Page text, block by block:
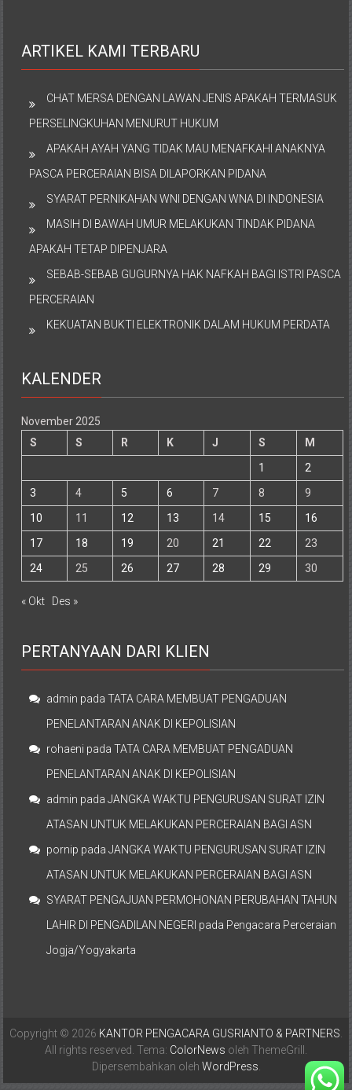
ARTIKEL KAMI TERBARU
CHAT MERSA DENGAN LAWAN JENIS APAKAH TERMASUK
PERSELINGKUHAN MENURUT HUKUM
APAKAH AYAH YANG TIDAK MAU MENAFKAHI ANAKNYA
PASCA PERCERAIAN BISA DILAPORKAN PIDANA
SYARAT PERNIKAHAN WNI DENGAN WNA DI INDONESIA
MASIH DI BAWAH UMUR MELAKUKAN TINDAK PIDANA
APAKAH TETAP DIPENJARA
SEBAB-SEBAB GUGURNYA HAK NAFKAH BAGI ISTRI PASCA
PERCERAIAN
KEKUATAN BUKTI ELEKTRONIK DALAM HUKUM PERDATA
KALENDER
November 2025
S
S R K J S
M
1
2
3
4 5 6 7 8
9
10
11 12 13 14 15
16
17
18 19 20 21 22
23
24
25 26 27 28 29 30
« Okt Des »
PERTANYAAN DARI KLIEN
admin padaTATA CARA MEMBUAT PENGADUAN
PENELANTARAN ANAK DI KEPOLISIAN
rohaeni padaTATA CARA MEMBUAT PENGADUAN
PENELANTARAN ANAK DI KEPOLISIAN
admin padaJANGKA WAKTU PENGURUSAN SURAT IZIN
ATASAN UNTUK MELAKUKAN PERCERAIAN BAGI ASN
pornip padaJANGKA WAKTU PENGURUSAN SURAT IZIN
ATASAN UNTUK MELAKUKAN PERCERAIAN BAGI ASN
SYARAT PENGAJUAN PERMOHONAN PERUBAHAN TAHUN
LAHIR DI PENGADILAN NEGERI pada Pengacara Perceraian
Jogja/Yogyakarta
Copyright © 2026 KANTOR PENGACARA GUSRIANTO & PARTNERS.
All rights reserved. Tema: ColorNews oleh ThemeGrill.
Dipersembahkan oleh WordPress.